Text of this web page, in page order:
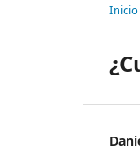
Inicio